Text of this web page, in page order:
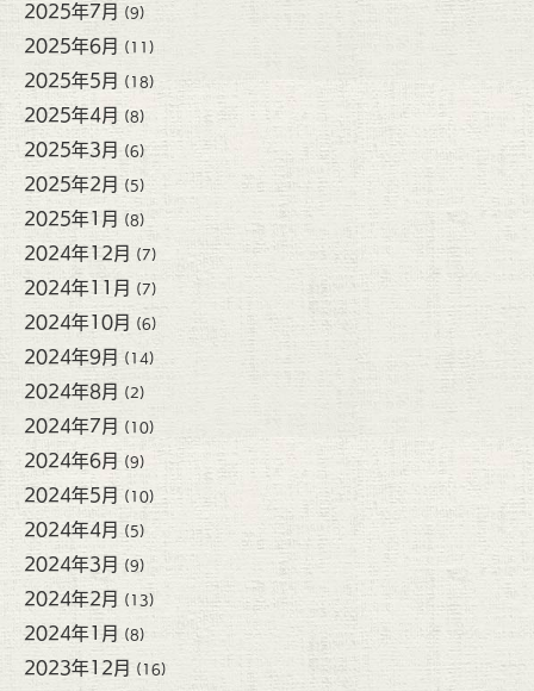
2025年7月 (9)
2025年6月 (11)
2025年5月 (18)
2025年4月 (8)
2025年3月 (6)
2025年2月 (5)
2025年1月 (8)
2024年12月 (7)
2024年11月 (7)
2024年10月 (6)
2024年9月 (14)
2024年8月 (2)
2024年7月 (10)
2024年6月 (9)
2024年5月 (10)
2024年4月 (5)
2024年3月 (9)
2024年2月 (13)
2024年1月 (8)
2023年12月 (16)